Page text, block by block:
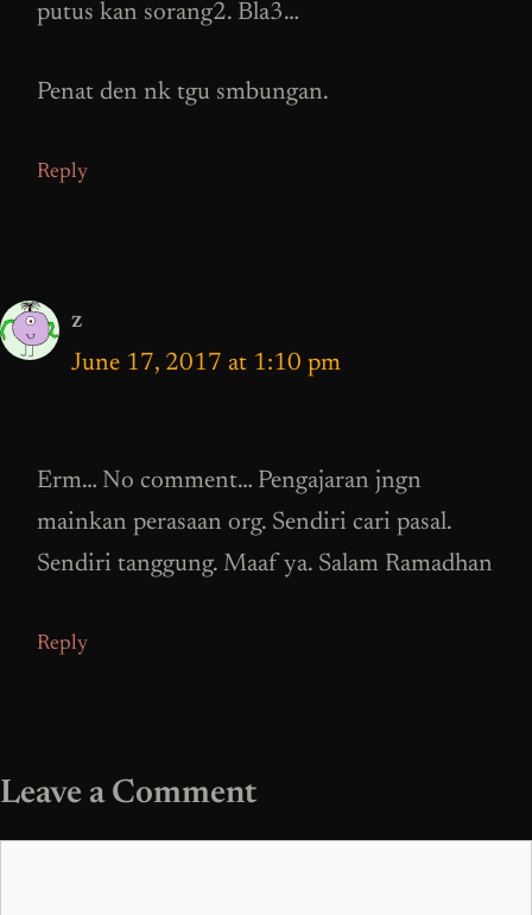
putus kan sorang2. Bla3…
Penat den nk tgu smbungan.
Reply
z
June 17, 2017 at 1:10 pm
Erm… No comment… Pengajaran jngn
mainkan perasaan org. Sendiri cari pasal.
Sendiri tanggung. Maaf ya. Salam Ramadhan
Reply
Leave a Comment